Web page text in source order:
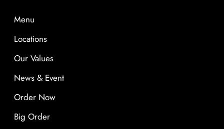
Menu
Locations
Our Values
News & Event
Order Now
Big Order